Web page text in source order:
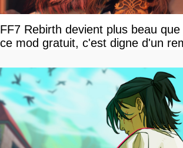
FF7 Rebirth devient plus beau
ce mod gratuit, c'est digne d'un